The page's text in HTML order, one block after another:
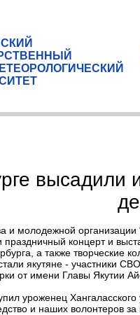
высадили
и молодежной
концерт и
а также творческие
якутяне - участники
от имени Главы Якутии
уроженец
и наших волонтеров